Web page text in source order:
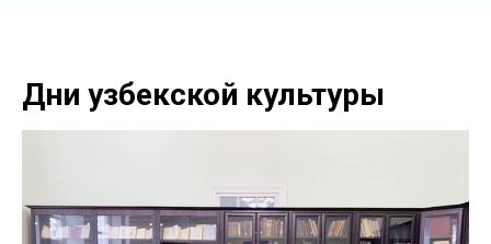
Дни узбекской культуры